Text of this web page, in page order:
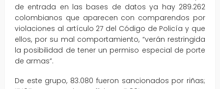
de entrada en las bases de datos ya hay 289.262
colombianos que aparecen con comparendos por
violaciones al artículo 27 del Código de Policía y que
ellos, por su mal comportamiento, “verán restringida
la posibilidad de tener un permiso especial de porte
de armas”.
De este grupo, 83.080 fueron sancionados por riñas;